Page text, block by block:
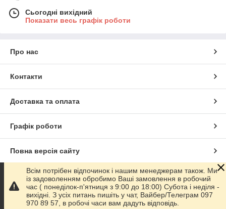
Сьогодні вихідний
Показати весь графік роботи
Про нас
Контакти
Доставка та оплата
Графік роботи
Повна версія сайту
Сайт створено на маркетплейсіProm.ua
Політика конфіденційності
Всім потрібен відпочинок і нашим менеджерам також. Ми
із задоволенням обробимо Ваші замовлення в робочий
час ( понеділок-п'ятниця з 9:00 до 18:00) Субота і неділя -
вихідні. З усіх питань пишіть у чат, Вайбер/Телеграм 097
970 89 57, в робочі часи вам дадуть відповідь.